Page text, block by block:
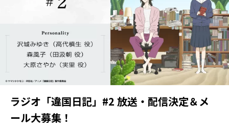
ラジオ「違国日記」#2 放送・配信決定＆メ
ール大募集！